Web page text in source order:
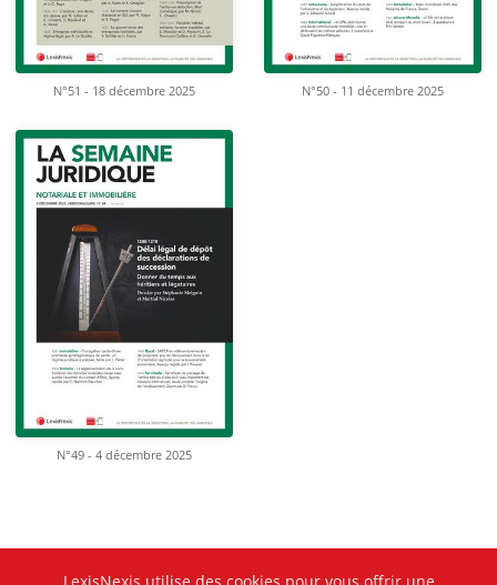
N°51 - 18 décembre 2025 N°50 - 11 décembre 2025
N°49 - 4 décembre 2025